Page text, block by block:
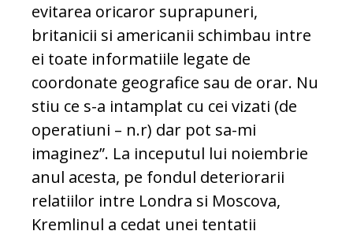
evitarea oricaror suprapuneri,
britanicii si americanii schimbau intre
ei toate informatiile legate de
coordonate geografice sau de orar. Nu
stiu ce s-a intamplat cu cei vizati (de
operatiuni – n.r) dar pot sa-mi
imaginez”. La inceputul lui noiembrie
anul acesta, pe fondul deteriorarii
relatiilor intre Londra si Moscova,
Kremlinul a cedat unei tentatii